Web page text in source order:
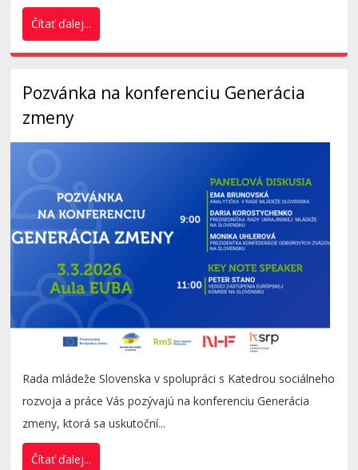
Čítať ďalej...
Pozvánka na konferenciu Generácia
zmeny
Rada mládeže Slovenska v spolupráci s Katedrou sociálneho
rozvoja a práce Vás pozývajú na konferenciu Generácia
zmeny, ktorá sa uskutoční...
Čítať ďalej...